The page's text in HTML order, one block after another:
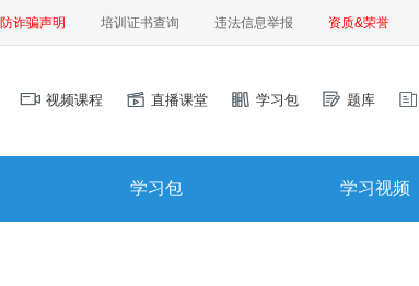
防诈骗声明 培训证书查询 违法信息举报 资质&荣誉
视频课程 直播课堂 学习包 题库
学习包 学习视频